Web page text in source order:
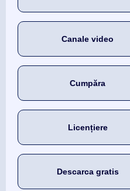
Canale video
Cumpăra
Licențiere
Descarca gratis